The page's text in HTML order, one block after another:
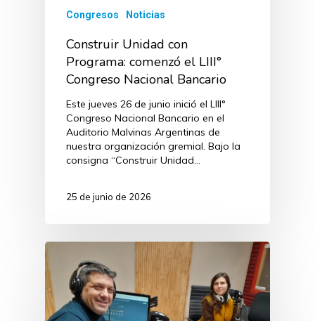
Congresos Noticias
Construir Unidad con
Programa: comenzó el LIII°
Congreso Nacional Bancario
Este jueves 26 de junio inició el LIII°
Congreso Nacional Bancario en el
Auditorio Malvinas Argentinas de
nuestra organización gremial. Bajo la
consigna “Construir Unidad…
25 de junio de 2026